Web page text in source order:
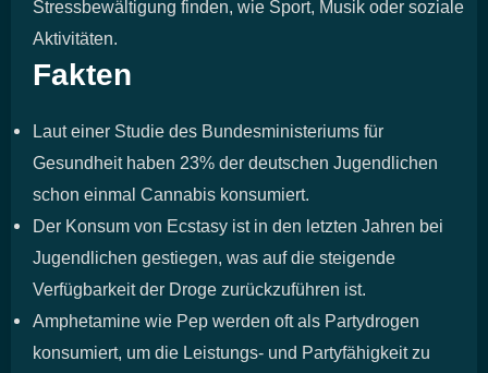
Stressbewältigung finden, wie Sport, Musik oder soziale
Aktivitäten.
Fakten
Laut einer Studie des Bundesministeriums für
Gesundheit haben 23% der deutschen Jugendlichen
schon einmal Cannabis konsumiert.
Der Konsum von Ecstasy ist in den letzten Jahren bei
Jugendlichen gestiegen, was auf die steigende
Verfügbarkeit der Droge zurückzuführen ist.
Amphetamine wie Pep werden oft als Partydrogen
konsumiert, um die Leistungs- und Partyfähigkeit zu